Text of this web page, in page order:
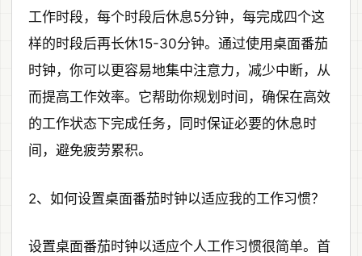
工作时段，每个时段后休息5分钟，每完成四个这
样的时段后再长休15-30分钟。通过使用桌面番茄
时钟，你可以更容易地集中注意力，减少中断，从
而提高工作效率。它帮助你规划时间，确保在高效
的工作状态下完成任务，同时保证必要的休息时
间，避免疲劳累积。
2、如何设置桌面番茄时钟以适应我的工作习惯？
设置桌面番茄时钟以适应个人工作习惯很简单。首